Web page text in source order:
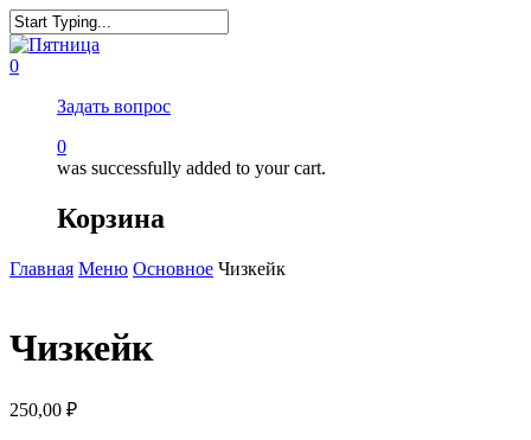
0
Задать вопрос
0
was successfully added to your cart.
Корзина
Главная Меню Основное Чизкейк
Чизкейк
250,00 ₽